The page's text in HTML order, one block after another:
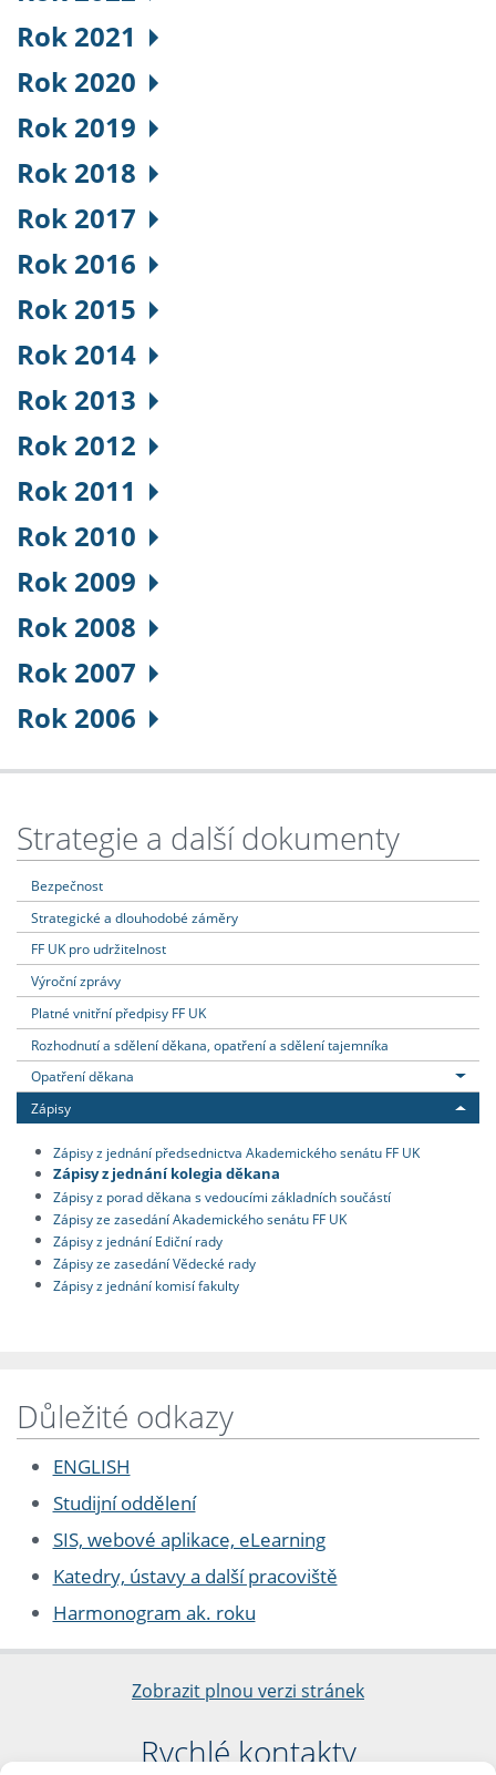
Rok 2021
Rok 2020
Rok 2019
Rok 2018
Rok 2017
Rok 2016
Rok 2015
Rok 2014
Rok 2013
Rok 2012
Rok 2011
Rok 2010
Rok 2009
Rok 2008
Rok 2007
Rok 2006
Strategie a další dokumenty
Bezpečnost
Strategické a dlouhodobé záměry
FF UK pro udržitelnost
Výroční zprávy
Platné vnitřní předpisy FF UK
Rozhodnutí a sdělení děkana, opatření a sdělení tajemníka
Opatření děkana
Zápisy
Zápisy z jednání předsednictva Akademického senátu FF UK
Zápisy z jednání kolegia děkana
Zápisy z porad děkana s vedoucími základních součástí
Zápisy ze zasedání Akademického senátu FF UK
Zápisy z jednání Ediční rady
Zápisy ze zasedání Vědecké rady
Zápisy z jednání komisí fakulty
Důležité odkazy
ENGLISH
Studijní oddělení
SIS, webové aplikace, eLearning
Katedry, ústavy a další pracoviště
Harmonogram ak. roku
Zobrazit plnou verzi stránek
Rychlé kontakty